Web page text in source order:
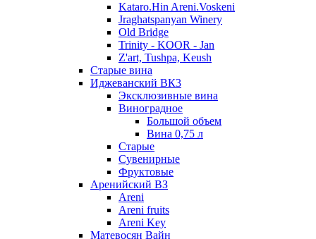
Kataro.Hin Areni.Voskeni
Jraghatspanyan Winery
Old Bridge
Trinity - KOOR - Jan
Z'art, Tushpa, Keush
Старые вина
Иджеванский ВК3
Эксклюзивные вина
Виноградное
Большой объем
Вина 0,75 л
Старые
Сувенирные
Фруктовые
Аренийский ВЗ
Areni
Areni fruits
Areni Key
Матевосян Вайн